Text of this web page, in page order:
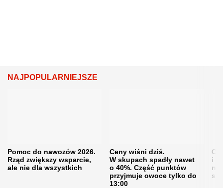
NAJPOPULARNIEJSZE
Pomoc do nawozów 2026.
Rząd zwiększy wsparcie,
ale nie dla wszystkich
Ceny wiśni dziś.
W skupach spadły nawet
o 40%. Część punktów
przyjmuje owoce tylko do
13:00
i